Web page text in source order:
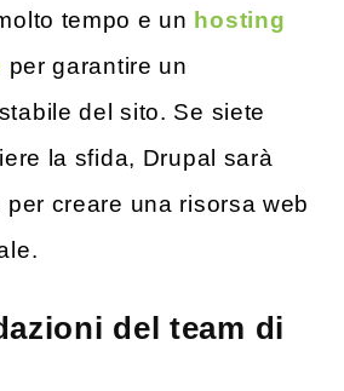
tempo e un hosting
per garantire un
del sito. Se siete
la sfida, Drupal sarà
per creare una risorsa web
del team di